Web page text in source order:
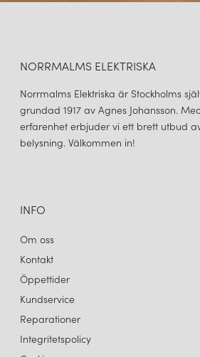
NORRMALMS ELEKTRISKA
Norrmalms Elektriska är Stockholms
grundad 1917 av Agnes Johansson.
erfarenhet erbjuder vi ett brett utbud
belysning. Välkommen in!
INFO
Om oss
Kontakt
Öppettider
Kundservice
Reparationer
Integritetspolicy